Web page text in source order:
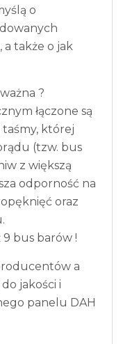
o
a także o jak
?
łączone są
której
(tzw. bus
z większą
odporność na
oraz
9 bus barów !
a
jakości i
panelu DAH